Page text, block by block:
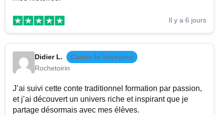
Il y a 6 jours
Didier L.
Cantin le Voyageur
Rochetoirin
J’ai suivi cette conte traditionnel formation par passion,
et j’ai découvert un univers riche et inspirant que je
partage désormais avec mes élèves.